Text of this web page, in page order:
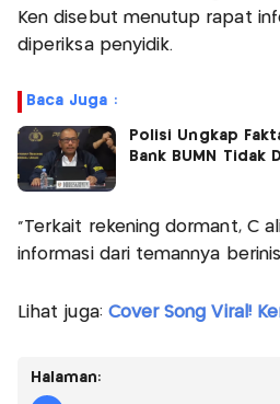
Ken disebut menutup rapat
diperiksa penyidik.
Baca Juga :
Polisi Ungkap
Bank BUMN Tidak
“Terkait rekening dormant, C
informasi dari temannya
Lihat juga: Cover Song Viral!
Halaman: